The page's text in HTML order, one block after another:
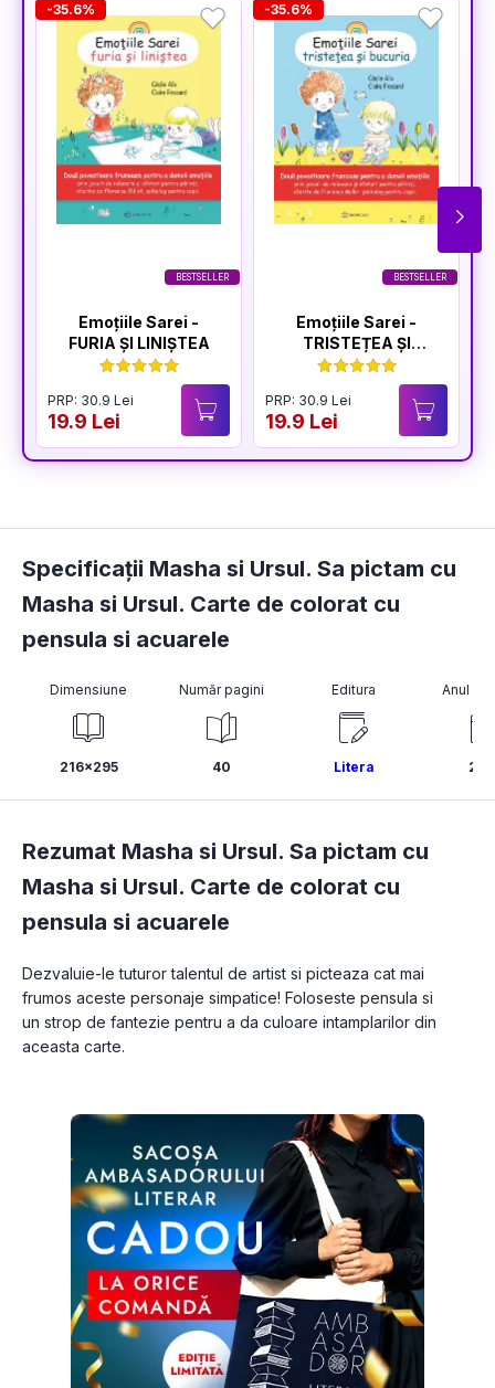
BESTSELLER
-35.6%
Emoțiile Sarei -
FURIA ȘI LINIȘTEA
PRP: 30.9 Lei
19.9 Lei
BESTSELLER
-35.6%
Emoțiile Sarei -
TRISTEȚEA ȘI
BUCURIA
PRP: 30.9 Lei
19.9 Lei
Specificații Masha si Ursul. Sa pictam cu
Masha si Ursul. Carte de colorat cu
pensula si acuarele
Dimensiune
216x295
Număr pagini
40
Editura
Litera
Anul
Rezumat Masha si Ursul. Sa pictam cu
Masha si Ursul. Carte de colorat cu
pensula si acuarele
Dezvaluie-le tuturor talentul de artist si picteaza cat mai
frumos aceste personaje simpatice! Foloseste pensula si
un strop de fantezie pentru a da culoare intamplarilor din
aceasta carte.